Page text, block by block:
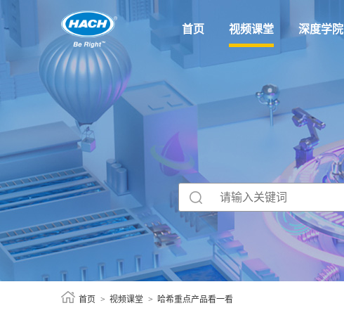
首页 视频课堂 深度学院
首页 视频课堂 哈希重点产品看一看